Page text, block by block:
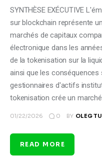
SYNTHÈSE EXÉCUTIVE
sur blockchain représente
marchés de capitaux
électronique dans les
de la tokenisation sur la
ainsi que les
gestionnaires d'actifs
tokenisation crée un
01/22/2026 0 BY OLEG
READ MORE